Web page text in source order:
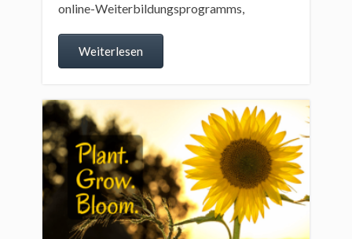
online-Weiterbildungsprogramms,
Weiterlesen